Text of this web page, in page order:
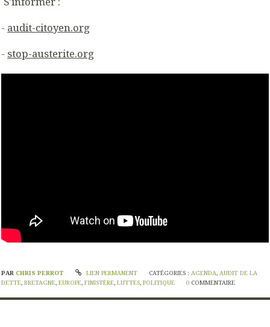
- audit-citoyen.org
- stop-austerite.org
PAR CHRIS PERROT LIEN PERMANENT CATÉGORIES :AGENDA,AUDIT DE LA
DETTE, BRETAGNE, EUROPE, FINISTÈRE, LUTTES, POLITIQUE 0 COMMENTAIRE